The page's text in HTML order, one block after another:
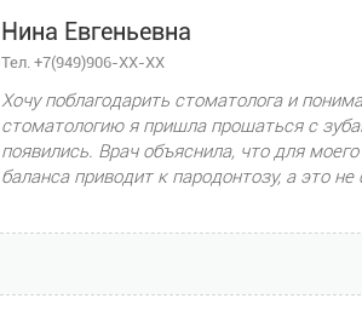
Нина Евгеньевна
Тел. +7(949)906-XX-XX
Хочу поблагодарить стоматолога и
стоматологию я пришла прощаться с
появились. Врач объяснила, что для
баланса приводит к пародонтозу, а это